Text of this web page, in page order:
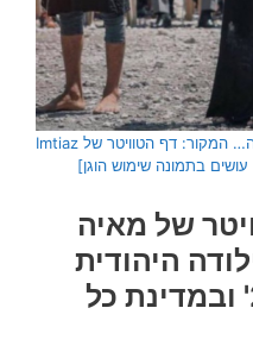
[בתמונה: עבדות נשות היאזידים ולקחיה… המקור: דף הטוויטר של Imtiaz
של מאיה
היהודית
ב'ממשלת השינוי 2' ובמדינת כל